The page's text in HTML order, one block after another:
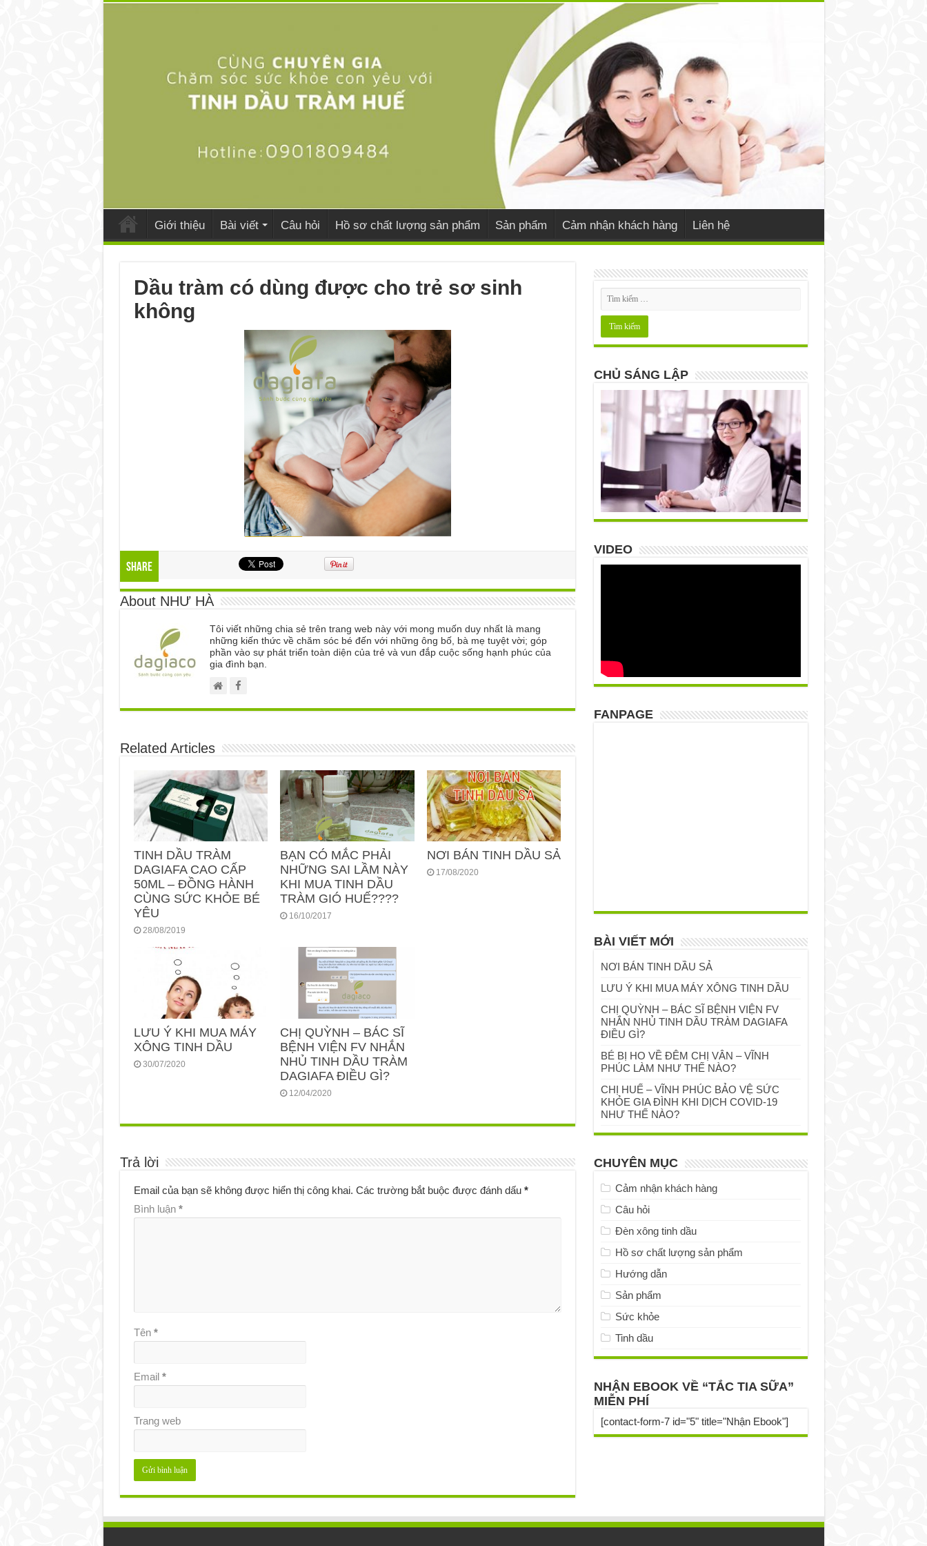
Giới thiệu Bài viết Câu hỏi Hồ sơ chất lượng sản phẩm Sản phẩm Cảm nhận khách hàng Liên hệ
Dầu tràm có dùng được cho trẻ sơ sinh
không
Share
About NHƯ HÀ
Tôi viết những chia sẻ trên trang web này với mong muốn duy nhất là mang
những kiến thức về chăm sóc bé đến với những ông bố, bà mẹ tuyệt vời; góp
phần vào sự phát triển toàn diện của trẻ và vun đắp cuộc sống hạnh phúc của
gia đình bạn.
Related Articles
TINH DẦU TRÀM
DAGIAFA CAO CẤP
50ML – ĐỒNG HÀNH
CÙNG SỨC KHỎE BÉ
YÊU
28/08/2019
BẠN CÓ MẮC PHẢI
NHỮNG SAI LẦM NÀY
KHI MUA TINH DẦU
TRÀM GIÓ HUẾ????
16/10/2017
NƠI BÁN TINH DẦU SẢ
17/08/2020
LƯU Ý KHI MUA MÁY
XÔNG TINH DẦU
30/07/2020
CHỊ QUỲNH – BÁC SĨ
BỆNH VIỆN FV NHẮN
NHỦ TINH DẦU TRÀM
DAGIAFA ĐIỀU GÌ?
12/04/2020
Trả lời
Email của bạn sẽ không được hiển thị công khai. Các trường bắt buộc được đánh dấu *
Bình luận *
Tên *
Email *
Trang web
CHỦ SÁNG LẬP
VIDEO
FANPAGE
BÀI VIẾT MỚI
NƠI BÁN TINH DẦU SẢ
LƯU Ý KHI MUA MÁY XÔNG TINH DẦU
CHỊ QUỲNH – BÁC SĨ BỆNH VIỆN FV
NHẮN NHỦ TINH DẦU TRÀM DAGIAFA
ĐIỀU GÌ?
BÉ BỊ HO VỀ ĐÊM CHỊ VÂN – VĨNH
PHÚC LÀM NHƯ THẾ NÀO?
CHỊ HUẾ – VĨNH PHÚC BẢO VỆ SỨC
KHỎE GIA ĐÌNH KHI DỊCH COVID-19
NHƯ THẾ NÀO?
CHUYÊN MỤC
Cảm nhận khách hàng
Câu hỏi
Đèn xông tinh dầu
Hồ sơ chất lượng sản phẩm
Hướng dẫn
Sản phẩm
Sức khỏe
Tinh dầu
NHẬN EBOOK VỀ “TẮC TIA SỮA”
MIỄN PHÍ
[contact-form-7 id="5" title="Nhận Ebook"]